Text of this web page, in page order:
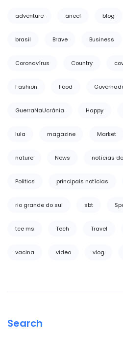
adventure aneel blog
brasil Brave Business
Coronavírus Country
Fashion Food
GuerraNaUcrânia Happy
lula magazine Market
nature News notícias
Politics principais notícias
rio grande do sul sbt
tce ms Tech Travel
vacina video vlog
Search